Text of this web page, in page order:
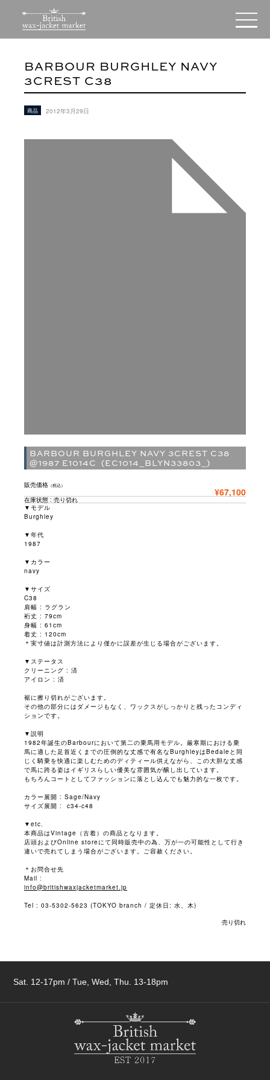
BARBOUR BURGHLEY NAVY
3CREST C38
商品 2012年3月29日
BARBOUR BURGHLEY NAVY 3CREST C38
@1987 E1014C (EC1014_BLYN33803_)
販売価格 （税込）
¥67,100
在庫状態 : 売り切れ
▼モデル
Burghley
▼年代
1987
▼カラー
navy
▼サイズ
C38
肩幅 : ラグラン
裄丈 : 79cm
身幅 : 61cm
着丈 : 120cm
＊実寸値は計測方法により僅かに誤差が生じる場合がございます。
▼ステータス
クリーニング : 済
アイロン : 済
裾に擦り切れがございます。
その他の部分にはダメージもなく、ワックスがしっかりと残ったコンディ
ションです。
▼説明
1982年誕生のBarbourにおいて第二の乗馬用モデル。厳寒期における乗
馬に適した足首近くまでの圧倒的な丈感で有名なBurghleyはBedaleと同
じく騎乗を快適に楽しむためのディティール供えながら、この大胆な丈感
で馬に跨る姿はイギリスらしい優美な雰囲気が醸し出しています。
もちろんコートとしてファッションに落とし込んでも魅力的な一枚です。
カラー展開 : Sage/Navy
サイズ展開 : c34-c48
▼etc.
本商品はVintage（古着）の商品となります。
店頭およびOnline storeにて同時販売中の為、万が一の可能性として行き
違いで売れてしまう場合がございます。ご容赦ください。
＊お問合せ先
Mail :
info@britishwaxjacketmarket.jp
Tel : 03-5302-5623 (TOKYO branch / 定休日: 水、木)
売り切れ
Sat. 12-17pm / Tue, Wed, Thu. 13-18pm